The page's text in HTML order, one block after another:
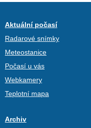
Aktuální počasí
Radarové snímky
Meteostanice
Počasí u vás
Webkamery
Teplotní mapa
Archiv